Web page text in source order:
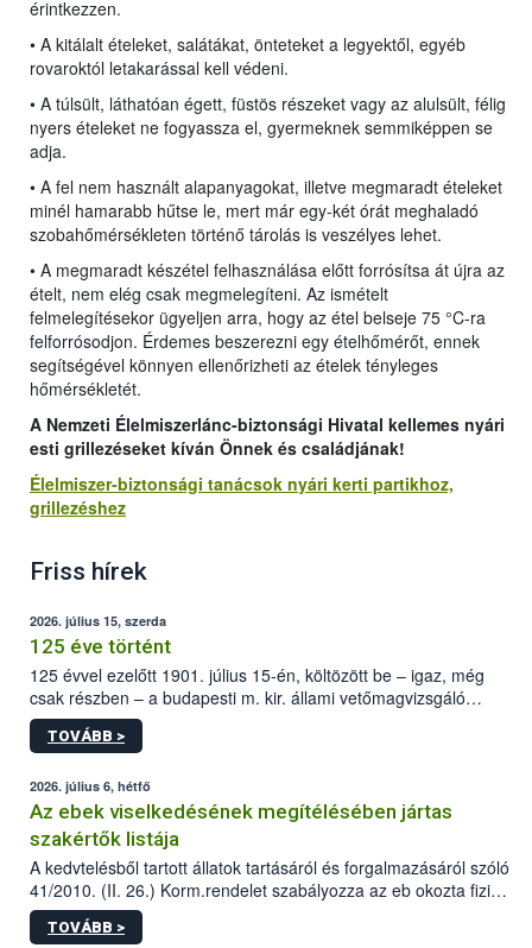
érintkezzen.
• A kitálalt ételeket, salátákat, önteteket a legyektől, egyéb
rovaroktól letakarással kell védeni.
• A túlsült, láthatóan égett, füstös részeket vagy az alulsült, félig
nyers ételeket ne fogyassza el, gyermeknek semmiképpen se
adja.
• A fel nem használt alapanyagokat, illetve megmaradt ételeket
minél hamarabb hűtse le, mert már egy-két órát meghaladó
szobahőmérsékleten történő tárolás is veszélyes lehet.
• A megmaradt készétel felhasználása előtt forrósítsa át újra az
ételt, nem elég csak megmelegíteni. Az ismételt
felmelegítésekor ügyeljen arra, hogy az étel belseje 75 °C-ra
felforrósodjon. Érdemes beszerezni egy ételhőmérőt, ennek
segítségével könnyen ellenőrizheti az ételek tényleges
hőmérsékletét.
A Nemzeti Élelmiszerlánc-biztonsági Hivatal kellemes nyári
esti grillezéseket kíván Önnek és családjának!
Élelmiszer-biztonsági tanácsok nyári kerti partikhoz,
grillezéshez
Friss hírek
2026. július 15, szerda
125 éve történt
125 évvel ezelőtt 1901. július 15-én, költözött be – igaz, még
csak részben – a budapesti m. kir. állami vetőmagvizsgáló
állomás a Kis Rókus utca 15. szám alatti, Czigler Győző által
tervezett új épületébe.
TOVÁBB >
2026. július 6, hétfő
Az ebek viselkedésének megítélésében jártas
szakértők listája
A kedvtelésből tartott állatok tartásáról és forgalmazásáról szóló
41/2010. (II. 26.) Korm.rendelet szabályozza az eb okozta fizikai
sérülés, illetve ennek veszélye keletkezésekor felmerülő
hatósági feladatokat, valamint a veszélyes eb tartását és annak
TOVÁBB >